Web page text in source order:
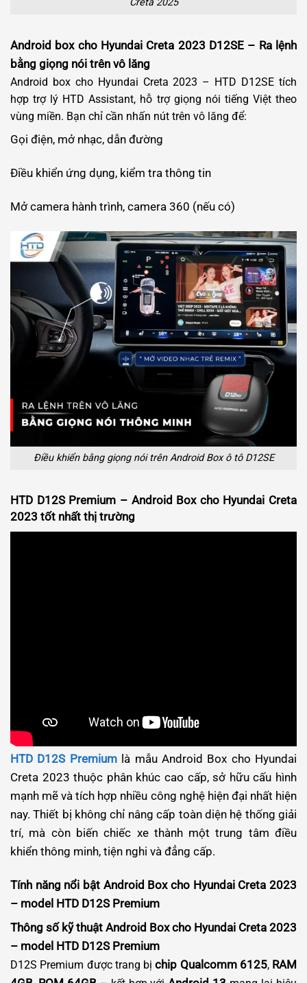
Creta 2025
Android box cho Hyundai Creta 2023 D12SE – Ra lệnh
bằng giọng nói trên vô lăng
Android box cho Hyundai Creta 2023 – HTD D12SE tích
hợp trợ lý HTD Assistant, hỗ trợ giọng nói tiếng Việt theo
vùng miền. Bạn chỉ cần nhấn nút trên vô lăng để:
Gọi điện, mở nhạc, dẫn đường
Điều khiển ứng dụng, kiểm tra thông tin
Mở camera hành trình, camera 360 (nếu có)
Điều khiển bằng giọng nói trên Android Box ô tô D12SE
HTD D12S Premium – Android Box cho Hyundai Creta
2023 tốt nhất thị trường
HTD D12S Premiumlà mẫu Android Box cho Hyundai
Creta 2023 thuộc phân khúc cao cấp, sở hữu cấu hình
mạnh mẽ và tích hợp nhiều công nghệ hiện đại nhất hiện
nay. Thiết bị không chỉ nâng cấp toàn diện hệ thống giải
trí, mà còn biến chiếc xe thành một trung tâm điều
khiển thông minh, tiện nghi và đẳng cấp.
Tính năng nổi bật Android Box cho Hyundai Creta 2023
– model HTD D12S Premium
Thông số kỹ thuật Android Box cho Hyundai Creta 2023
– model HTD D12S Premium
D12S Premium được trang bịchip Qualcomm 6125, RAM